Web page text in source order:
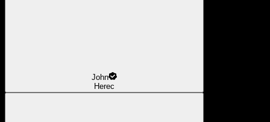
John
Herec